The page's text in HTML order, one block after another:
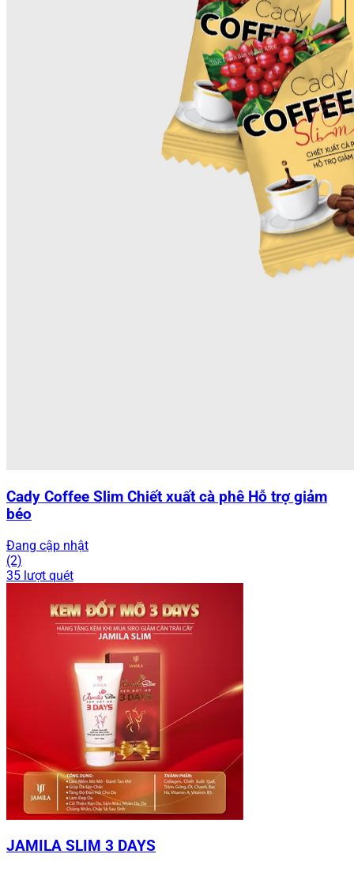
Cady Coffee Slim Chiết xuất cà phê Hỗ trợ giảm
béo
Đang cập nhật
(2)
35 lượt quét
JAMILA SLIM 3 DAYS